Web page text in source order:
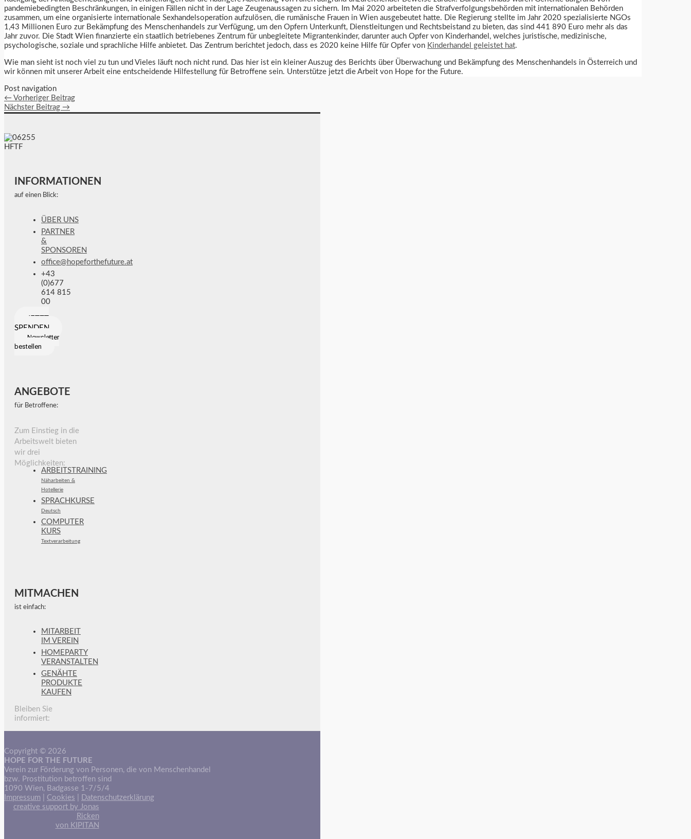
pandemiebedingten Beschränkungen, in einigen Fällen nicht in der Lage Zeugenaussagen zu sichern. Im Mai 2020 arbeiteten die Strafverfolgungsbehörden mit internationalen Behörden
zusammen, um eine organisierte internationale Sexhandelsoperation aufzulösen, die rumänische Frauen in Wien ausgebeutet hatte. Die Regierung stellte im Jahr 2020 spezialisierte NGOs
1,43 Millionen Euro zur Bekämpfung des Menschenhandels zur Verfügung, um den Opfern Unterkunft, Dienstleitungen und Rechtsbeistand zu bieten, das sind 441 890 Euro mehr als das
Jahr zuvor. Die Stadt Wien finanzierte ein staatlich betriebenes Zentrum für unbegleitete Migrantenkinder, darunter auch Opfer von Kinderhandel, welches juristische, medizinische,
psychologische, soziale und sprachliche Hilfe anbietet. Das Zentrum berichtet jedoch, dass es 2020 keine Hilfe für Opfer von Kinderhandel geleistet hat.
Wie man sieht ist noch viel zu tun und Vieles läuft noch nicht rund. Das hier ist ein kleiner Auszug des Berichts über Überwachung und Bekämpfung des Menschenhandels in Österreich und
wir können mit unserer Arbeit eine entscheidende Hilfestellung für Betroffene sein. Unterstütze jetzt die Arbeit von Hope for the Future.
Post navigation
← Vorheriger Beitrag
Nächster Beitrag →
INFORMATIONEN
auf einen Blick:
ÜBER UNS
PARTNER
&
SPONSOREN
office@hopeforthefuture.at
+43
(0)677
614 815
00
SPENDEN
Newsletter
bestellen
ANGEBOTE
für Betroffene:
Zum Einstieg in die
Arbeitswelt bieten
wir drei
Möglichkeiten:
ARBEITSTRAINING
Näharbeiten &
Hotellerie
SPRACHKURSE
Deutsch
COMPUTER
KURS
Textverarbeitung
MITMACHEN
ist einfach:
MITARBEIT
IM VEREIN
HOMEPARTY
VERANSTALTEN
GENÄHTE
PRODUKTE
KAUFEN
Bleiben Sie
informiert:
Copyright © 2026
HOPE FOR THE FUTURE
Verein zur Förderung von Personen, die von Menschenhandel
bzw. Prostitution betroffen sind
1090 Wien, Badgasse 1-7/5/4
Impressum
Cookies
Datenschutzerklärung
creative support by Jonas
Ricken
von KIPITAN